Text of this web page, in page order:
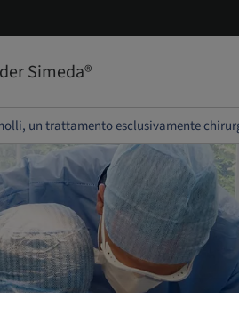
Simeda®
un trattamento esclusivamente